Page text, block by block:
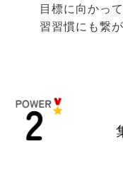
目標に向かっ
習習慣にも繋が